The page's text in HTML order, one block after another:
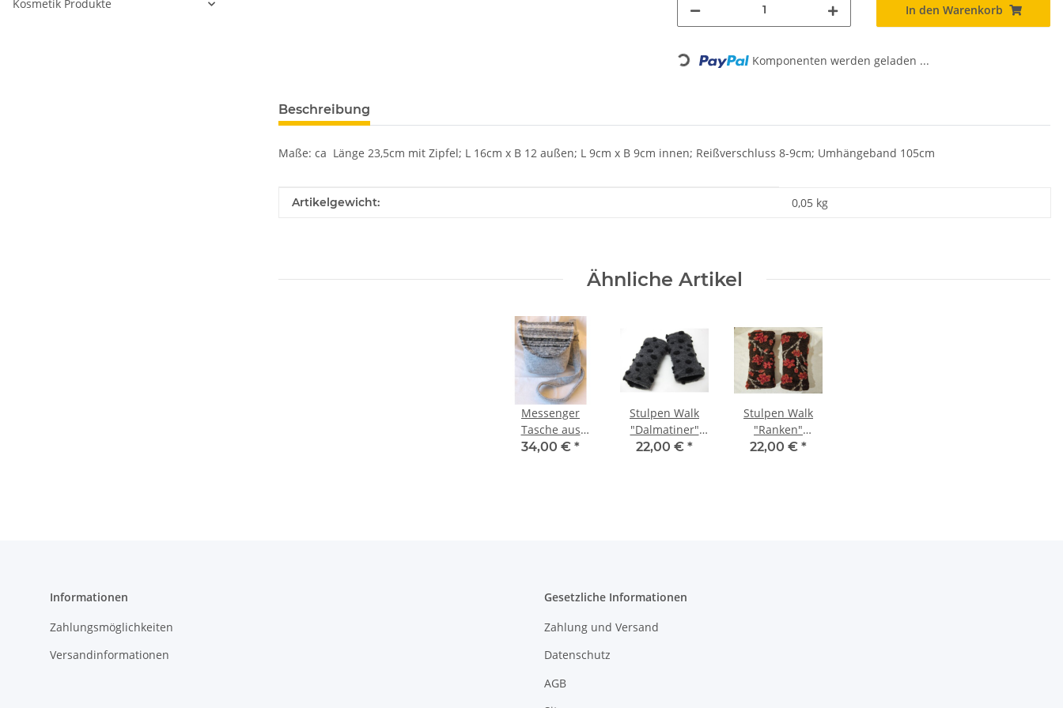
In den Warenkorb
Loading... Komponenten werden geladen ...
Beschreibung
Maße: ca Länge 23,5cm mit Zipfel; L 16cm x B 12 außen; L 9cm x B 9cm innen; Reißverschluss 8-9cm; Umhängeband 105cm
Produkteigenschaft
Wert
Artikelgewicht: 0,05 kg
Ähnliche Artikel
Messenger
Tasche aus
gefilztem Strick -
34,00 € *
Stulpen Walk
"Dalmatiner"
grau/schwarz
22,00 € *
Stulpen Walk
"Ranken"
braun/rot/orange/beige
22,00 € *
Kosmetik Produkte
Informationen
Zahlungsmöglichkeiten
Versandinformationen
Gesetzliche Informationen
Zahlung und Versand
Datenschutz
AGB